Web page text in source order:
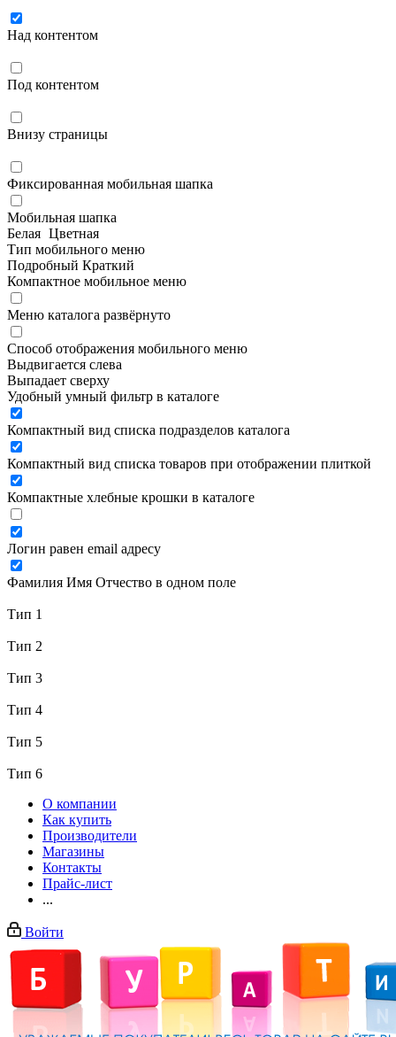
Над контентом
Под контентом
Внизу страницы
Фиксированная мобильная шапка
Мобильная шапка
Белая Цветная
Тип мобильного меню
Подробный Краткий
Компактное мобильное меню
Меню каталога развёрнуто
Способ отображения мобильного меню
Выдвигается слева
Выпадает сверху
Удобный умный фильтр в каталоге
Компактный вид списка подразделов каталога
Компактный вид списка товаров при отображении плиткой
Компактные хлебные крошки в каталоге
Логин равен email адресу
Фамилия Имя Отчество в одном поле
Тип 1
Тип 2
Тип 3
Тип 4
Тип 5
Тип 6
О компании
Как купить
Производители
Магазины
Контакты
Прайс-лист
...
Войти